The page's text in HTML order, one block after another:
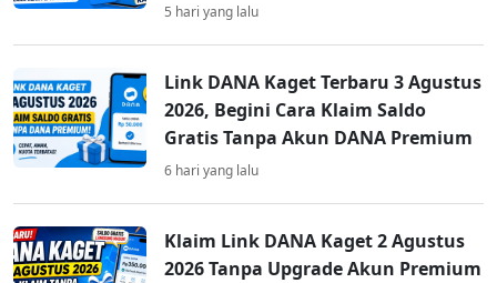
5 hari yang lalu
Link DANA Kaget Terbaru 3 Agustus
2026, Begini Cara Klaim Saldo
Gratis Tanpa Akun DANA Premium
6 hari yang lalu
Klaim Link DANA Kaget 2 Agustus
2026 Tanpa Upgrade Akun Premium